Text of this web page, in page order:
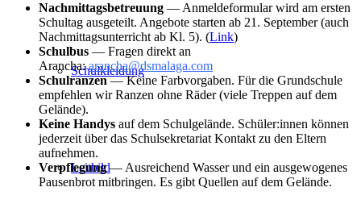
Schulkleidung
Leitbild
Nachmittagsbetreuung — Anmeldeformular wird am ersten
Schultag ausgeteilt. Angebote starten ab 21. September (auch
Nachmittagsunterricht ab Kl. 5). (Link)
Schulbus — Fragen direkt an
Arancha: arancha@dsmalaga.com
Schulranzen— Keine Farbvorgaben. Für die Grundschule
empfehlen wir Ranzen ohne Räder (viele Treppen auf dem
Gelände).
Keine Handys auf dem Schulgelände. Schüler:innen können
jederzeit über das Schulsekretariat Kontakt zu den Eltern
aufnehmen.
Verpflegung— Ausreichend Wasser und ein ausgewogenes
Pausenbrot mitbringen. Es gibt Quellen auf dem Gelände.